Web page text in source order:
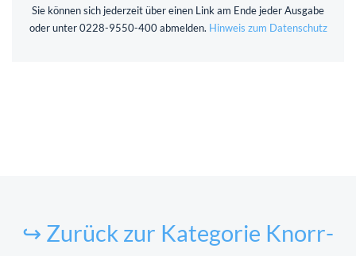
Sie können sich jederzeit über einen Link am Ende jeder Ausgabe
oder unter 0228-9550-400 abmelden. Hinweis zum Datenschutz
↪ Zurück zur Kategorie Knorr-